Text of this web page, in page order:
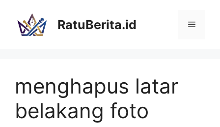
RatuBerita.id Menu
menghapus latar
belakang foto